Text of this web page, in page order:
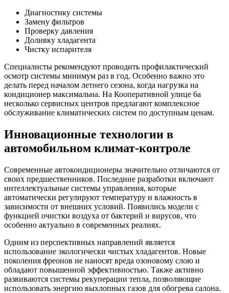
Диагностику системы
Замену фильтров
Проверку давления
Доливку хладагента
Чистку испарителя
Специалисты рекомендуют проводить профилактический
осмотр системы минимум раз в год. Особенно важно это
делать перед началом летнего сезона, когда нагрузка на
кондиционер максимальна. На Кооперативной улице 6а
несколько сервисных центров предлагают комплексное
обслуживание климатических систем по доступным ценам.
Инновационные технологии в
автомобильном климат-контроле
Современные автокондиционеры значительно отличаются от
своих предшественников. Последние разработки включают
интеллектуальные системы управления, которые
автоматически регулируют температуру и влажность в
зависимости от внешних условий. Появились модели с
функцией очистки воздуха от бактерий и вирусов, что
особенно актуально в современных реалиях.
Одним из перспективных направлений является
использование экологически чистых хладагентов. Новые
поколения фреонов не наносят вреда озоновому слою и
обладают повышенной эффективностью. Также активно
развиваются системы рекуперации тепла, позволяющие
использовать энергию выхлопных газов для обогрева салона.